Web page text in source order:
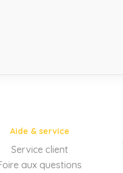
Aide & service
Service client
aux questions